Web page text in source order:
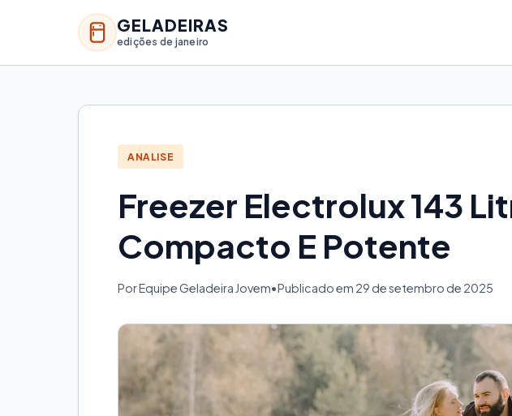
GELADEIRAS
edições de janeiro
ANALISE
Freezer Electrolux 143
Compacto E Potente
Por Equipe Geladeira Jovem•Publicado em 29 de setembro de 2025